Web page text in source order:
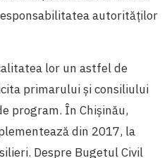
autorităților
lor un astfel de
primarului și consiliului
program. În Chișinău,
din 2017, la
Despre Bugetul Civil